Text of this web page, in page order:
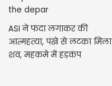
ASI ने फंदा लगाकर की
आत्महत्या, पंखे से लटका मिला
शव, महकमे में हड़कंप